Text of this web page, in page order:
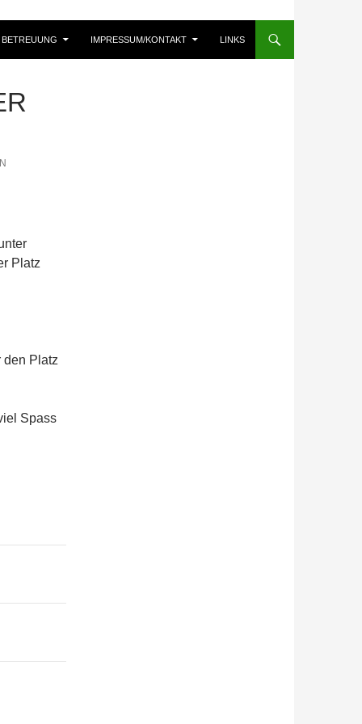
BETREUUNG IMPRESSUM/KONTAKT LINKS
Platz
den Platz
Spass